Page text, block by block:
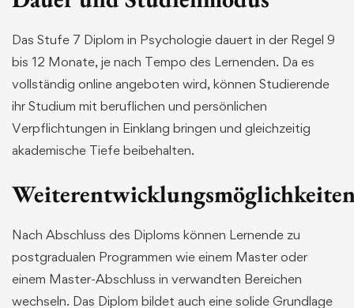
Das Stufe 7 Diplom in Psychologie dauert in der Regel 9
bis 12 Monate, je nach Tempo des Lernenden. Da es
vollständig online angeboten wird, können Studierende
ihr Studium mit beruflichen und persönlichen
Verpflichtungen in Einklang bringen und gleichzeitig
akademische Tiefe beibehalten.
Nach Abschluss des Diploms können Lernende zu
postgradualen Programmen wie einem Master oder
einem Master-Abschluss in verwandten Bereichen
wechseln. Das Diplom bildet auch eine solide Grundlage